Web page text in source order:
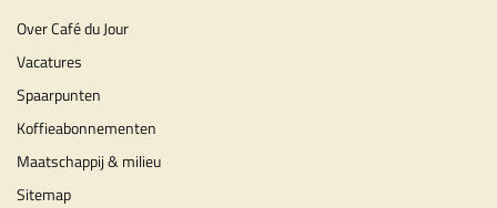
Over Café du Jour
Vacatures
Spaarpunten
Koffieabonnementen
Maatschappij & milieu
Sitemap